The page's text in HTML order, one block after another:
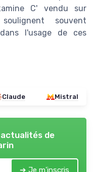
C' vendu sur
souvent
l'usage de ces
Claude Mistral
de
➔ Je m'inscris